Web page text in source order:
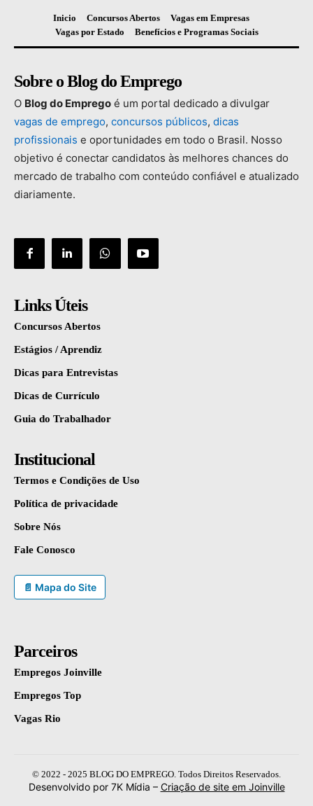
Inicio Concursos Abertos
Vagas em Empresas
Vagas por Estado
Benefícios e Programas Sociais
Sobre o Blog do Emprego
O Blog do Emprego é um portal dedicado a divulgar
vagas de emprego, concursos públicos, dicas
profissionais e oportunidades em todo o Brasil. Nosso
objetivo é conectar candidatos às melhores chances do
mercado de trabalho com conteúdo confiável e atualizado
diariamente.
Links Úteis
Concursos Abertos
Estágios / Aprendiz
Dicas para Entrevistas
Dicas de Currículo
Guia do Trabalhador
Institucional
Termos e Condições de Uso
Política de privacidade
Sobre Nós
Fale Conosco
📄 Mapa do Site
Parceiros
Empregos Joinville
Empregos Top
Vagas Rio
© 2022 - 2025 BLOG DO EMPREGO. Todos Direitos Reservados.
Desenvolvido por 7K Mídia – Criação de site em Joinville